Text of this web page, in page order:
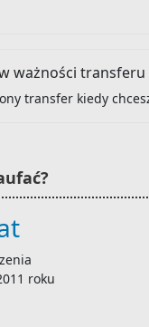
ważności transferu
transfer kiedy
roku